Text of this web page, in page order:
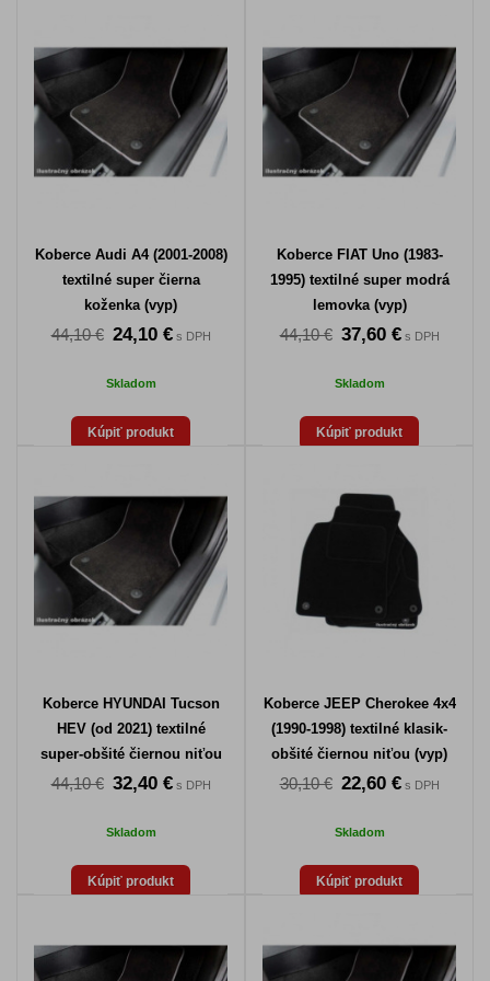
Koberce Audi A4 (2001-2008)
textilné super čierna
koženka (vyp)
44,10 € 24,10 €s DPH
Skladom
Kúpiť produkt
Koberce FIAT Uno (1983-
1995) textilné super modrá
lemovka (vyp)
44,10 € 37,60 €s DPH
Skladom
Kúpiť produkt
Koberce HYUNDAI Tucson
HEV (od 2021) textilné
super-obšité čiernou niťou
(vyp)
44,10 € 32,40 €s DPH
Skladom
Kúpiť produkt
Koberce JEEP Cherokee 4x4
(1990-1998) textilné klasik-
obšité čiernou niťou (vyp)
30,10 € 22,60 €s DPH
Skladom
Kúpiť produkt